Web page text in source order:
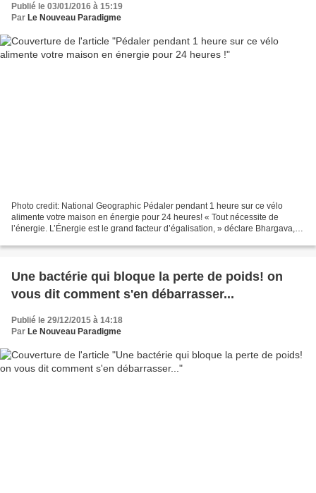
Publié le 03/01/2016 à 15:19
Par Le Nouveau Paradigme
Photo credit: National Geographic Pédaler pendant 1 heure sur ce vélo
alimente votre maison en énergie pour 24 heures! « Tout nécessite de
l’énergie. L’Énergie est le grand facteur d’égalisation, » déclare Bhargava,
Une bactérie qui bloque la perte de poids! on
vous dit comment s'en débarrasser...
Publié le 29/12/2015 à 14:18
Par Le Nouveau Paradigme